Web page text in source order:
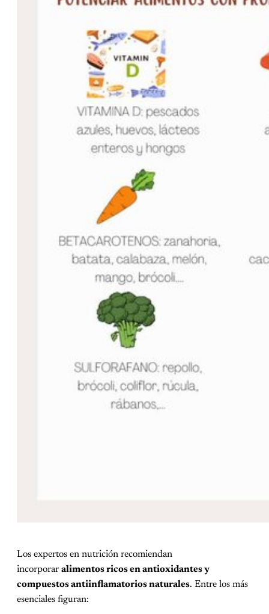
Los expertos en nutrición recomiendan
incorporar alimentos ricos en antioxidantes y
compuestos antiinflamatorios naturales. Entre los más
esenciales figuran: